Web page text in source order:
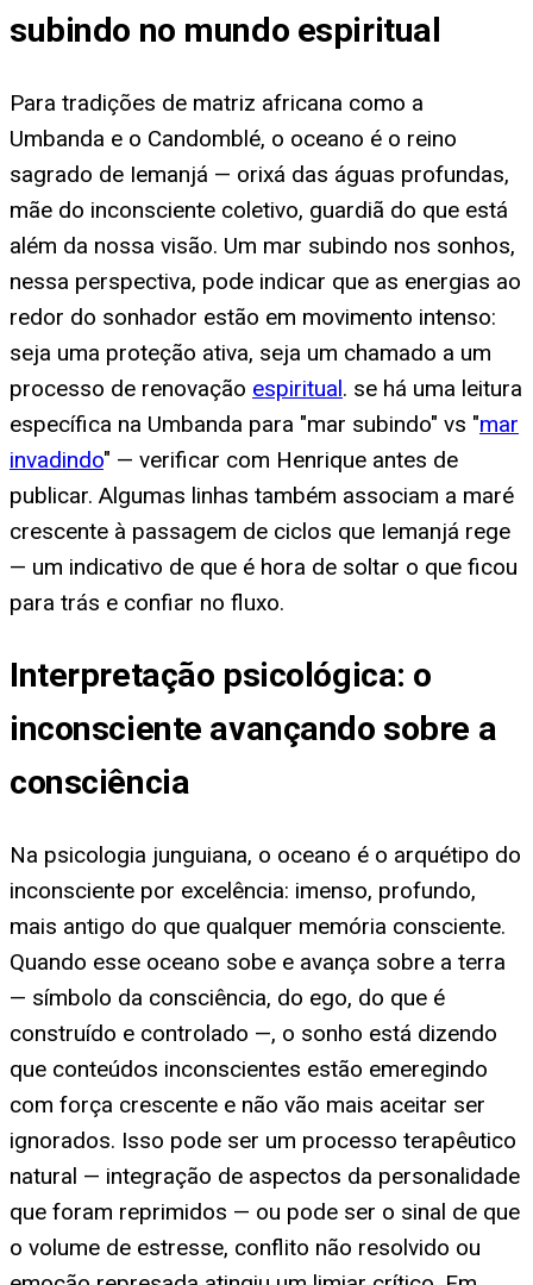
subindo no mundo espiritual
Para tradições de matriz africana como a
Umbanda e o Candomblé, o oceano é o reino
sagrado de Iemanjá — orixá das águas profundas,
mãe do inconsciente coletivo, guardiã do que está
além da nossa visão. Um mar subindo nos sonhos,
nessa perspectiva, pode indicar que as energias ao
redor do sonhador estão em movimento intenso:
seja uma proteção ativa, seja um chamado a um
processo de renovação espiritual. se há uma leitura
específica na Umbanda para "mar subindo" vs "mar
invadindo" — verificar com Henrique antes de
publicar. Algumas linhas também associam a maré
crescente à passagem de ciclos que Iemanjá rege
— um indicativo de que é hora de soltar o que ficou
para trás e confiar no fluxo.
Interpretação psicológica: o
inconsciente avançando sobre a
consciência
Na psicologia junguiana, o oceano é o arquétipo do
inconsciente por excelência: imenso, profundo,
mais antigo do que qualquer memória consciente.
Quando esse oceano sobe e avança sobre a terra
— símbolo da consciência, do ego, do que é
construído e controlado —, o sonho está dizendo
que conteúdos inconscientes estão emeregindo
com força crescente e não vão mais aceitar ser
ignorados. Isso pode ser um processo terapêutico
natural — integração de aspectos da personalidade
que foram reprimidos — ou pode ser o sinal de que
o volume de estresse, conflito não resolvido ou